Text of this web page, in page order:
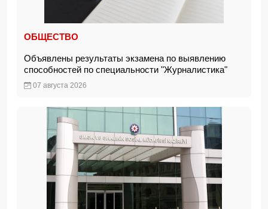
ОБЩЕСТВО
Объявлены результаты экзамена по выявлению
способностей по специальности "Журналистика"
07 августа 2026